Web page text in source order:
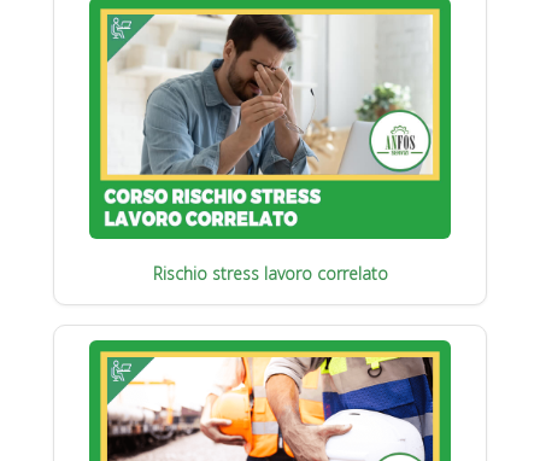
Rischio stress lavoro correlato